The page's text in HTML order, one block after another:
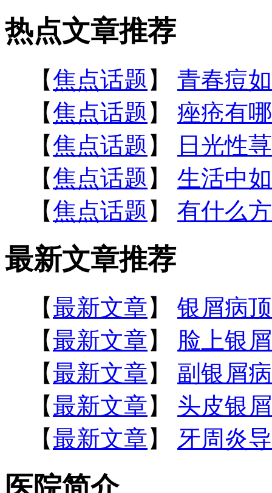
热点文章推荐
【焦点话题 】 青春痘
【焦点话题 】 痤疮有
【焦点话题 】
日光性
【焦点话题 】 生活中
【焦点话题 】 有什么
最新文章推荐
【最新文章】 银屑病
【最新文章】 脸上银
【最新文章】 副银屑
【最新文章】 头皮银
【最新文章】 牙周炎